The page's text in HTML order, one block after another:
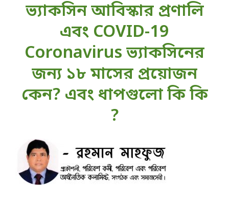
ভ‍্যাকসিন আবিস্কার প্রণালি
এবং COVID-19
Coronavirus ভ‍্যাকসিনের
জন‍্য ১৮ মাসের প্রয়োজন
কেন? এবং ধাপগুলো কি কি
?